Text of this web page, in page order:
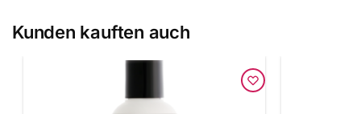
Kunden kauften auch